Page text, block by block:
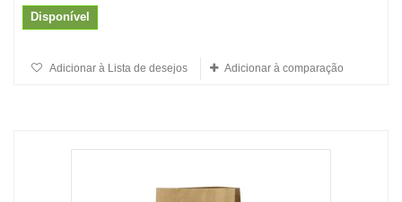
Disponível
Adicionar à Lista de desejos Adicionar à comparação